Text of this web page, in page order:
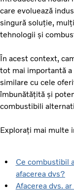
care evoluează
singură soluție,
tehnologii și
În acest context,
tot mai importantă
similare cu cele
îmbunătățită și
combustibili
Explorați mai multe
Ce combustibil
afacerea dvs?
Afacerea dvs.